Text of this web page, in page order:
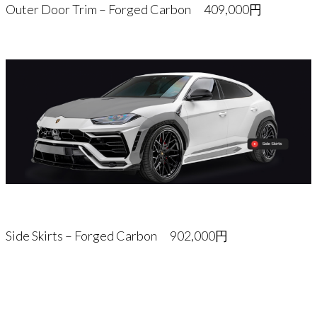
Outer Door Trim – Forged Carbon 409,000円
Side Skirts – Forged Carbon 902,000円